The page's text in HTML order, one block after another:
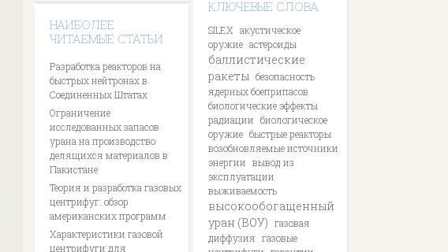
НАИБОЛЕЕ
ЧИТАЕМЫЕ СТАТЬИ
Разработка реакторов на
быстрых нейтронах в
Соединенных Штатах
Ограничение
исследованных запасов
урана на производство
делящихся материалов в
Пакистане
Теория и разработка газовых
центрифуг: обзор
американских программ
Характеристики газовой
центрифуги для
КЛЮЧЕВЫЕ СЛОВА
SILEX акустическое
оружие астероиды
баллистические
ракеты безопасность
ядерных боеприпасов
биологические эффекты
радиации биологическое
оружие быстрые реакторы
возобновляемые источники
энергии вывод из
эксплуатации
выживаемость
высокообогащенный
уран (ВОУ) газовая
диффузия газовые